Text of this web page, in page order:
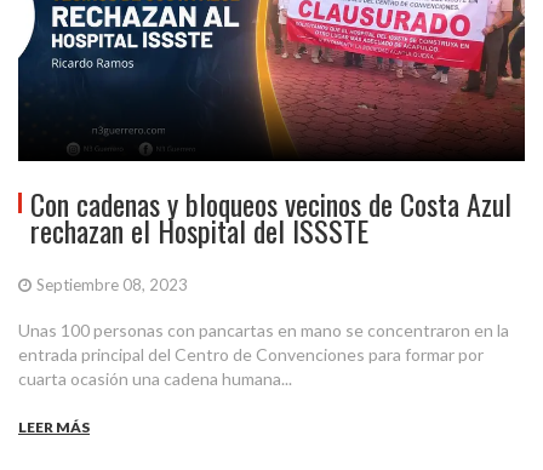
Con cadenas y bloqueos vecinos de Costa Azul
rechazan el Hospital del ISSSTE
Septiembre 08, 2023
Unas 100 personas con pancartas en mano se concentraron en la
entrada principal del Centro de Convenciones para formar por
cuarta ocasión una cadena humana...
LEER MÁS